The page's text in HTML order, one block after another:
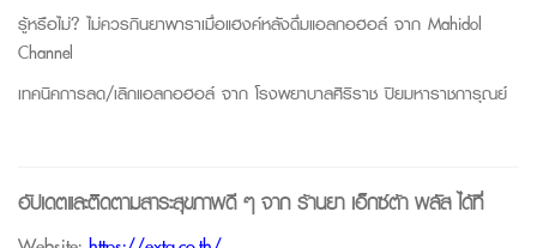
รู้หรือไม่? ไม่ควรกินยาพาราเมื่อแฮงค์หลังดื่มแอลกอฮอล์ จาก Mahidol
Channel
เทคนิคการลด/เลิกแอลกอฮอล์ จากโรงพยาบาลศิริราช ปิยมหาราชการุณย์
อัปเดตและติดตามสาระสุขภาพดี ๆ จากร้านยา เอ็กซ์ต้า พลัสได้ที่